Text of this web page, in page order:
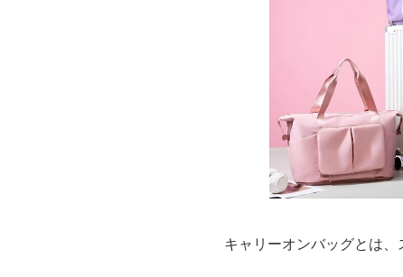
キャリーオンバッグとは、